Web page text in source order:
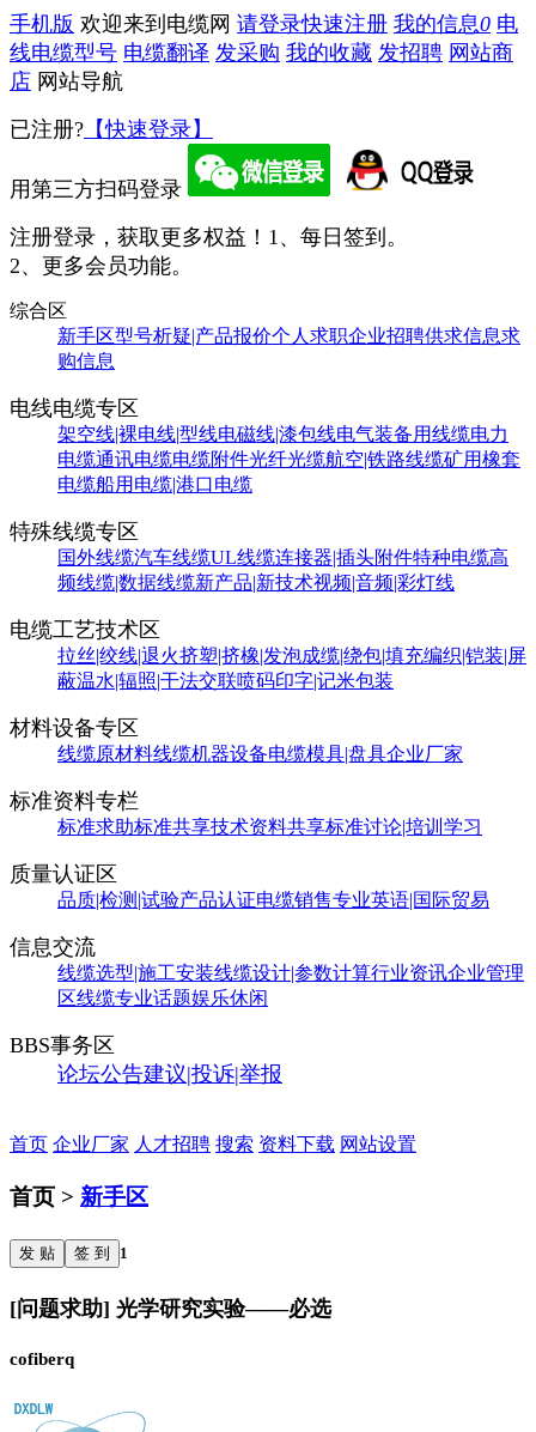
手机版 欢迎来到电缆网 请登录快速注册 我的信息0 电
线电缆型号 电缆翻译 发采购 我的收藏 发招聘 网站商
店 网站导航
已注册? 【快速登录】
用第三方扫码登录
注册登录，获取更多权益！ 1、每日签到。
2、更多会员功能。
综合区
新手区型号析疑|产品报价个人求职企业招聘供求信息求
购信息
电线电缆专区
架空线|裸电线|型线电磁线|漆包线电气装备用线缆电力
电缆通讯电缆电缆附件光纤光缆航空|铁路线缆矿用橡套
电缆船用电缆|港口电缆
特殊线缆专区
国外线缆汽车线缆UL线缆连接器|插头附件特种电缆高
频线缆|数据线缆新产品|新技术视频|音频|彩灯线
电缆工艺技术区
拉丝|绞线|退火挤塑|挤橡|发泡成缆|绕包|填充编织|铠装|屏
蔽温水|辐照|干法交联喷码印字|记米包装
材料设备专区
线缆原材料线缆机器设备电缆模具|盘具企业厂家
标准资料专栏
标准求助标准共享技术资料共享标准讨论|培训学习
质量认证区
品质|检测|试验产品认证电缆销售专业英语|国际贸易
信息交流
线缆选型|施工安装线缆设计|参数计算行业资讯企业管理
区线缆专业话题娱乐休闲
BBS事务区
论坛公告建议|投诉|举报
首页 企业厂家 人才招聘 搜索 资料下载 网站设置
首页 > 新手区
发 贴 签 到 1
[问题求助] 光学研究实验——必选
cofiberq